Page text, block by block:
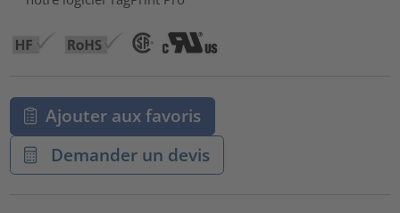
Ajouter aux favoris
Demander un devis